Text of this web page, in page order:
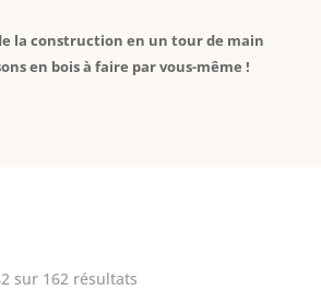
la construction en un tour de main
en bois à faire par vous-même !
sur 162 résultatsTrié